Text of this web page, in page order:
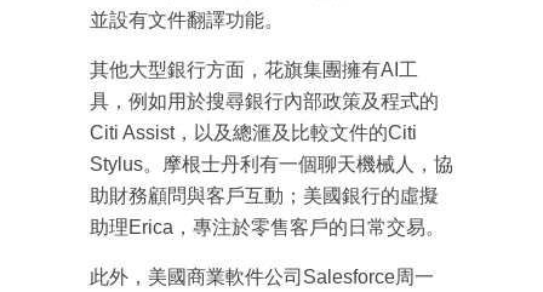
並設有文件翻譯功能。
其他大型銀行方面，花旗集團擁有AI工
具，例如用於搜尋銀行內部政策及程式的
Citi Assist，以及總滙及比較文件的Citi
Stylus。摩根士丹利有一個聊天機械人，協
助財務顧問與客戶互動；美國銀行的虛擬
助理Erica，專注於零售客戶的日常交易。
此外，美國商業軟件公司Salesforce周一
成為 EJ Tech 會員
最新資訊（附創業懶人包）